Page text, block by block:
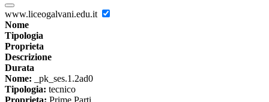
www.liceogalvani.edu.it
Nome
Tipologia
Proprieta
Descrizione
Durata
Nome: _pk_ses.1.2ad0
Tipologia: tecnico
Proprieta: Prime Parti